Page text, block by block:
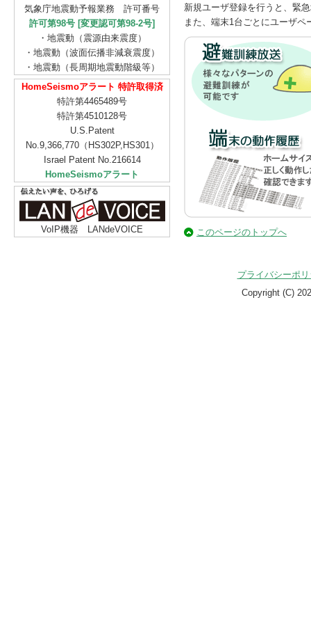
気象庁地震動予報業務 許可番号
許可第98号 [変更認可第98-2号]
・地震動（震源由来震度）
・地震動（波面伝播非減衰震度）
・地震動（長周期地震動階級等）
HomeSeismoアラート 特許取得済
特許第4465489号
特許第4510128号
U.S.Patent
No.9,366,770（HS302P,HS301）
Israel Patent No.216614
HomeSeismoアラート
VoIP機器 LANdeVOICE
新規ユーザ登録を行うと、緊
また、端末1台ごとにユーザ
このページのトップへ
プライバシーポ
Copyright (C)